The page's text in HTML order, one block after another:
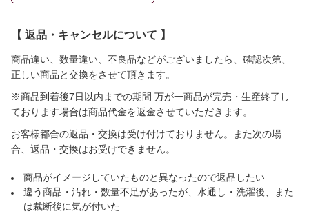
【 返品・キャンセルについて 】
商品違い、数量違い、不良品などがございましたら、確認次第、
正しい商品と交換をさせて頂きます。
※商品到着後7日以内までの期間 万が一商品が完売・生産終了し
ております場合は商品代金を返金させていただきます。
お客様都合の返品・交換は受け付けておりません。また次の場
合、返品・交換はお受けできません。
商品がイメージしていたものと異なったので返品したい
違う商品・汚れ・数量不足があったが、水通し・洗濯後、また
は裁断後に気が付いた